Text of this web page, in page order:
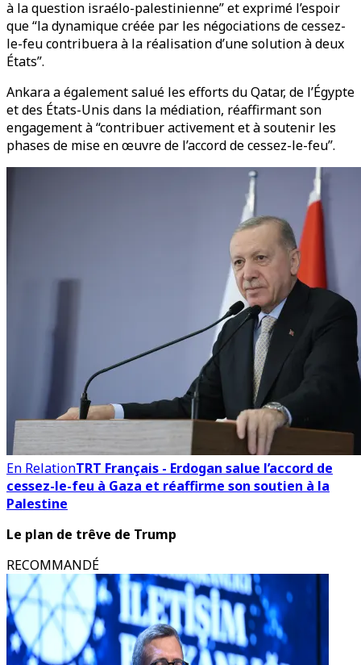
à la question israélo-palestinienne” et exprimé l’espoir
que “la dynamique créée par les négociations de cessez-
le-feu contribuera à la réalisation d’une solution à deux
États”.
Ankara a également salué les efforts du Qatar, de l’Égypte
et des États-Unis dans la médiation, réaffirmant son
engagement à “contribuer activement et à soutenir les
phases de mise en œuvre de l’accord de cessez-le-feu”.
En RelationTRT Français - Erdogan salue l’accord de
cessez-le-feu à Gaza et réaffirme son soutien à la
Palestine
Le plan de trêve de Trump
RECOMMANDÉ